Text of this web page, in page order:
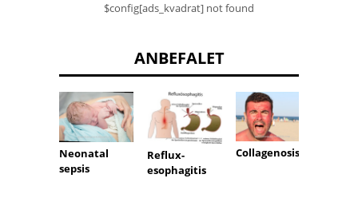
$config[ads_kvadrat] not found
ANBEFALET
Neonatal
sepsis
Reflux-
esophagitis
Collagenosis